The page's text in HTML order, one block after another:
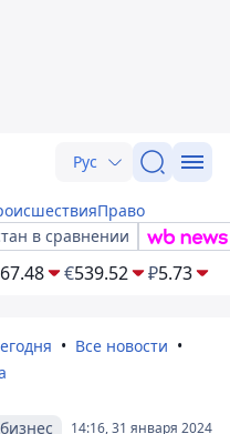
Рус
Право
в сравнении
€539.52 ₽5.73
Все новости
14:16, 31 января 2024